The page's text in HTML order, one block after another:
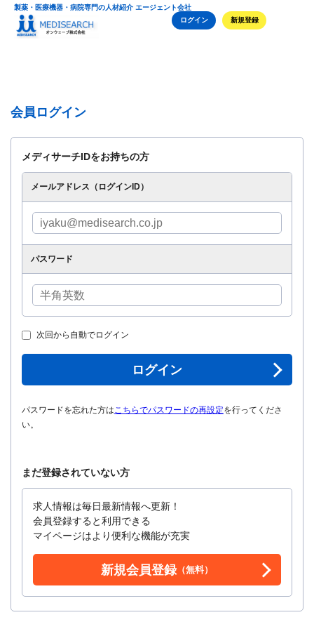
製薬・医療機器・病院専門の人材紹介 エージェント会社
ログイン
新規登録
会員ログイン
メディサーチIDをお持ちの方
メールアドレス（ログインID）
パスワード
次回から自動でログイン
ログイン
パスワードを忘れた方はこちらでパスワードの再設定を行ってくださ
い。
まだ登録されていない方
求人情報は毎日最新情報へ更新！
会員登録すると利用できる
マイページはより便利な機能が充実
新規会員登録（無料）